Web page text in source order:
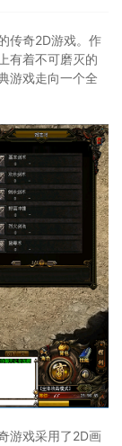
传奇2D游戏。作
有着不可磨灭的
游戏走向一个全
游戏采用了2D画